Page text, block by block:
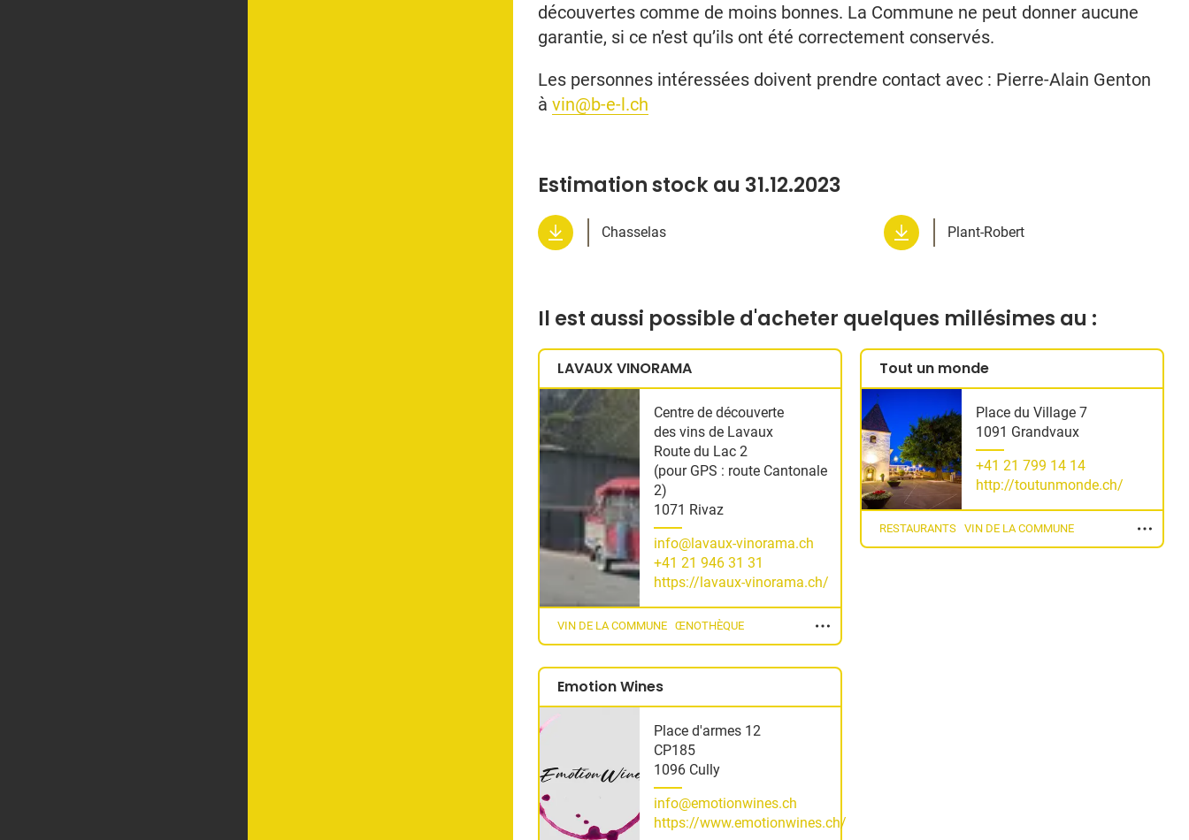
découvertes comme de moins bonnes. La Commune ne peut donner aucune
garantie, si ce n’est qu’ils ont été correctement conservés.
Les personnes intéressées doivent prendre contact avec : Pierre-Alain Genton
à vin@b-e-l.ch
Estimation stock au 31.12.2023
Chasselas Plant-Robert
Il est aussi possible d'acheter quelques millésimes au :
LAVAUX VINORAMA
Centre de découverte
des vins de Lavaux
Route du Lac 2
(pour GPS : route Cantonale
2)
1071 Rivaz
info@lavaux-vinorama.ch
+41 21 946 31 31
https://lavaux-vinorama.ch/
VIN DE LA COMMUNE ŒNOTHÈQUE
Emotion Wines
Place d'armes 12
CP185
1096 Cully
info@emotionwines.ch
https://www.emotionwines.ch/
Tout un monde
Place du Village 7
1091 Grandvaux
+41 21 799 14 14
http://toutunmonde.ch/
RESTAURANTS VIN DE LA COMMUNE